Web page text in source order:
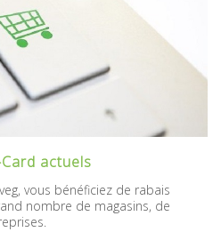
actuels
vous bénéficiez de rabais
nombre de magasins, de